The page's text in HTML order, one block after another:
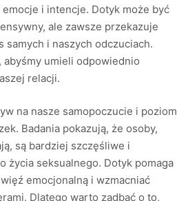
i intencje. Dotyk może być
ale zawsze przekazuje
samych i naszych odczuciach.
abyśmy umieli odpowiednio
relacji.
na nasze samopoczucie i poziom
Badania pokazują, że osoby,
są bardziej szczęśliwe i
życia seksualnego. Dotyk pomaga
emocjonalną i wzmacniać
Dlatego warto zadbać o to,